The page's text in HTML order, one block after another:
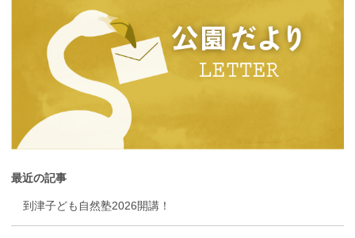
最近の記事
到津子ども自然塾2026開講！